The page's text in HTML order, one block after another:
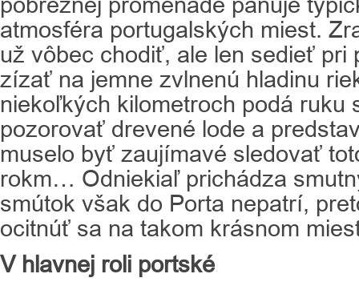
atmosféra portugalských miest.
už vôbec chodiť, ale len sedieť pri
zízať na jemne zvlnenú hladinu
niekoľkých kilometroch podá ruku
pozorovať drevené lode a
muselo byť zaujímavé sledovať
rokm… Odniekiaľ prichádza
smútok však do Porta nepatrí,
ocitnúť sa na takom krásnom
V hlavnej roli portské